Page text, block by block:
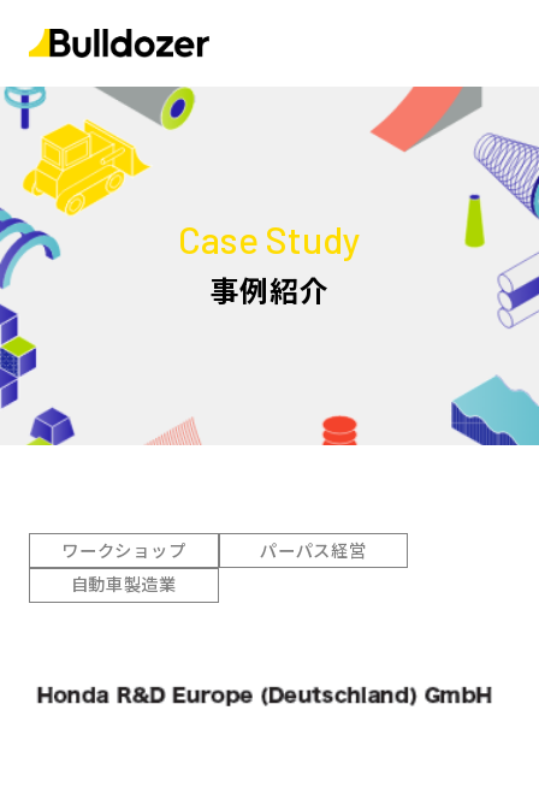
Case Study
事例紹介
ワークショップ
パーパス経営
自動車製造業